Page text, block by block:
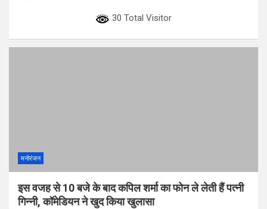
30 Total Visitor
मनोरंजन
इस वजह से 10 बजे के बाद कपिल शर्मा का फोन ले लेती हैं पत्नी
गिन्नी, कॉमेडियन ने खुद किया खुलासा